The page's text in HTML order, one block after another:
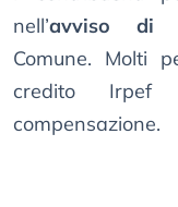
nell’avviso di
Comune. Molti
credito Irpef
compensazione.